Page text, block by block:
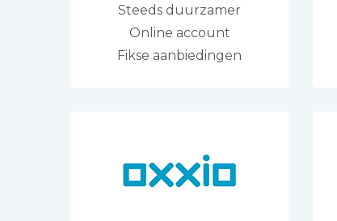
Steeds duurzamer
Online account
Fikse aanbiedingen